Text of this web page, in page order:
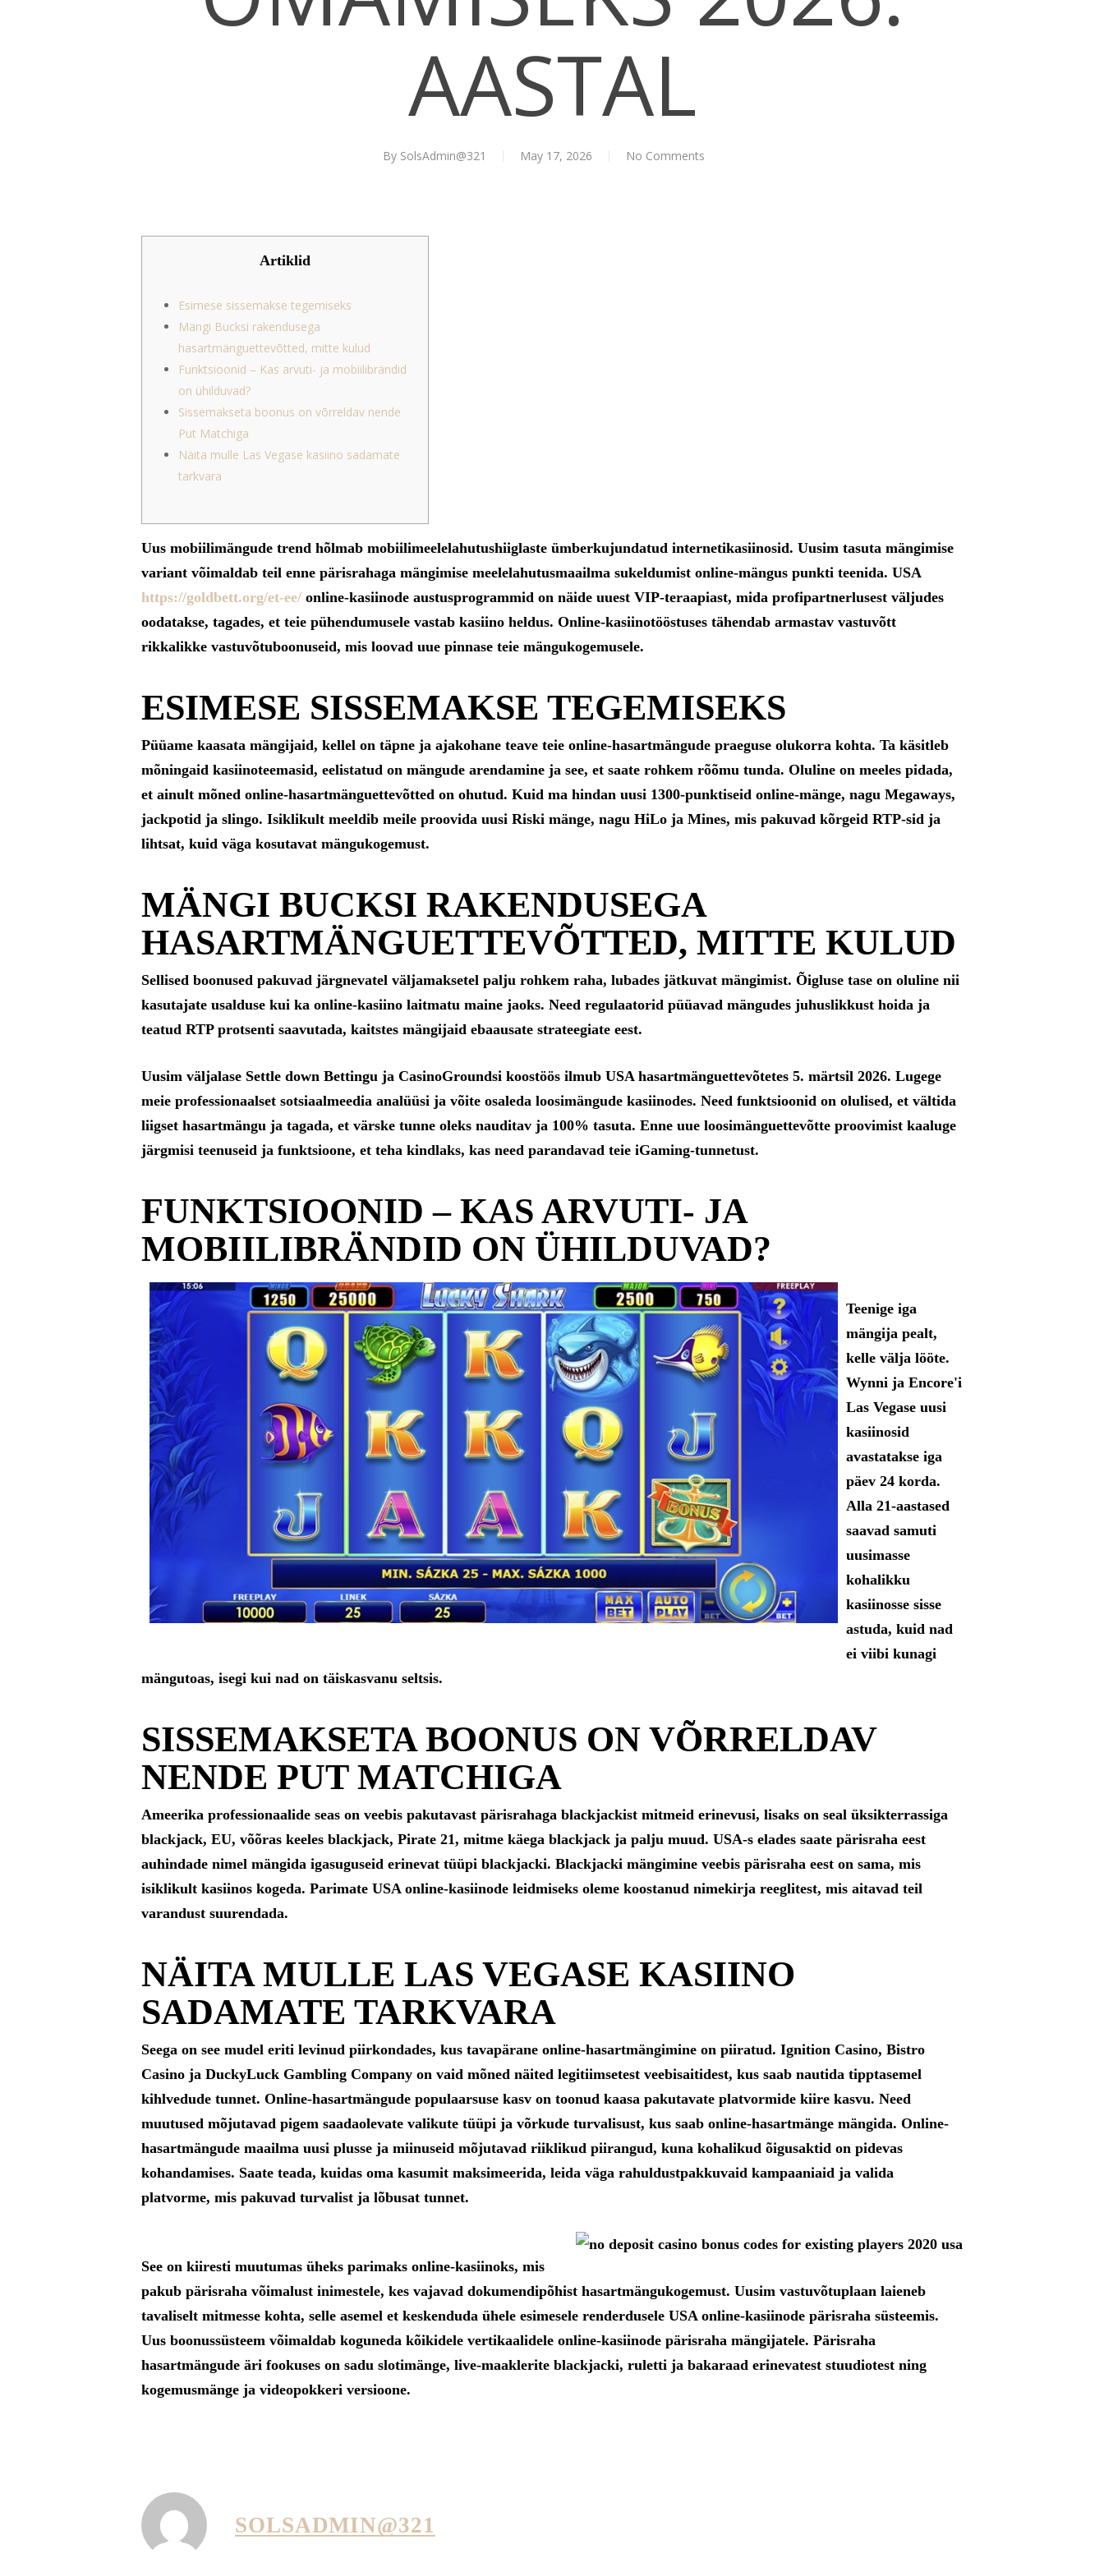
Hit enter to search or ESC to close
AASTAL
By SolsAdmin@321 May 17, 2026 No Comments
Artiklid
Esimese sissemakse tegemiseks
Mängi Bucksi rakendusega
hasartmänguettevõtted, mitte kulud
Funktsioonid – Kas arvuti- ja mobiilibrändid
on ühilduvad?
Sissemakseta boonus on võrreldav nende
Put Matchiga
Näita mulle Las Vegase kasiino sadamate
tarkvara
Uus mobiilimängude trend hõlmab mobiilimeelelahutushiiglaste ümberkujundatud internetikasiinosid. Uusim tasuta mängimise
variant võimaldab teil enne pärisrahaga mängimise meelelahutusmaailma sukeldumist online-mängus punkti teenida. USA
https://goldbett.org/et-ee/ online-kasiinode austusprogrammid on näide uuest VIP-teraapiast, mida profipartnerlusest väljudes
oodatakse, tagades, et teie pühendumusele vastab kasiino heldus. Online-kasiinotööstuses tähendab armastav vastuvõtt
rikkalikke vastuvõtuboonuseid, mis loovad uue pinnase teie mängukogemusele.
ESIMESE SISSEMAKSE TEGEMISEKS
Püüame kaasata mängijaid, kellel on täpne ja ajakohane teave teie online-hasartmängude praeguse olukorra kohta. Ta käsitleb
mõningaid kasiinoteemasid, eelistatud on mängude arendamine ja see, et saate rohkem rõõmu tunda. Oluline on meeles pidada,
et ainult mõned online-hasartmänguettevõtted on ohutud. Kuid ma hindan uusi 1300-punktiseid online-mänge, nagu Megaways,
jackpotid ja slingo. Isiklikult meeldib meile proovida uusi Riski mänge, nagu HiLo ja Mines, mis pakuvad kõrgeid RTP-sid ja
lihtsat, kuid väga kosutavat mängukogemust.
MÄNGI BUCKSI RAKENDUSEGA
HASARTMÄNGUETTEVÕTTED, MITTE KULUD
Sellised boonused pakuvad järgnevatel väljamaksetel palju rohkem raha, lubades jätkuvat mängimist. Õigluse tase on oluline nii
kasutajate usalduse kui ka online-kasiino laitmatu maine jaoks. Need regulaatorid püüavad mängudes juhuslikkust hoida ja
teatud RTP protsenti saavutada, kaitstes mängijaid ebaausate strateegiate eest.
Uusim väljalase Settle down Bettingu ja CasinoGroundsi koostöös ilmub USA hasartmänguettevõtetes 5. märtsil 2026. Lugege
meie professionaalset sotsiaalmeedia analüüsi ja võite osaleda loosimängude kasiinodes. Need funktsioonid on olulised, et vältida
liigset hasartmängu ja tagada, et värske tunne oleks nauditav ja 100% tasuta. Enne uue loosimänguettevõtte proovimist kaaluge
järgmisi teenuseid ja funktsioone, et teha kindlaks, kas need parandavad teie iGaming-tunnetust.
FUNKTSIOONID – KAS ARVUTI- JA
MOBIILIBRÄNDID ON ÜHILDUVAD?
Teenige iga
mängija pealt,
kelle välja lööte.
Wynni ja Encore'i
Las Vegase uusi
kasiinosid
avastatakse iga
päev 24 korda.
Alla 21-aastased
saavad samuti
uusimasse
kohalikku
kasiinosse sisse
astuda, kuid nad
ei viibi kunagi
mängutoas, isegi kui nad on täiskasvanu seltsis.
SISSEMAKSETA BOONUS ON VÕRRELDAV
NENDE PUT MATCHIGA
Ameerika professionaalide seas on veebis pakutavast pärisrahaga blackjackist mitmeid erinevusi, lisaks on seal üksikterrassiga
blackjack, EU, võõras keeles blackjack, Pirate 21, mitme käega blackjack ja palju muud. USA-s elades saate pärisraha eest
auhindade nimel mängida igasuguseid erinevat tüüpi blackjacki. Blackjacki mängimine veebis pärisraha eest on sama, mis
isiklikult kasiinos kogeda. Parimate USA online-kasiinode leidmiseks oleme koostanud nimekirja reeglitest, mis aitavad teil
varandust suurendada.
NÄITA MULLE LAS VEGASE KASIINO
SADAMATE TARKVARA
Seega on see mudel eriti levinud piirkondades, kus tavapärane online-hasartmängimine on piiratud. Ignition Casino, Bistro
Casino ja DuckyLuck Gambling Company on vaid mõned näited legitiimsetest veebisaitidest, kus saab nautida tipptasemel
kihlvedude tunnet. Online-hasartmängude populaarsuse kasv on toonud kaasa pakutavate platvormide kiire kasvu. Need
muutused mõjutavad pigem saadaolevate valikute tüüpi ja võrkude turvalisust, kus saab online-hasartmänge mängida. Online-
hasartmängude maailma uusi plusse ja miinuseid mõjutavad riiklikud piirangud, kuna kohalikud õigusaktid on pidevas
kohandamises. Saate teada, kuidas oma kasumit maksimeerida, leida väga rahuldustpakkuvaid kampaaniaid ja valida
platvorme, mis pakuvad turvalist ja lõbusat tunnet.
See on kiiresti muutumas üheks parimaks online-kasiinoks, mis
pakub pärisraha võimalust inimestele, kes vajavad dokumendipõhist hasartmängukogemust. Uusim vastuvõtuplaan laieneb
tavaliselt mitmesse kohta, selle asemel et keskenduda ühele esimesele renderdusele USA online-kasiinode pärisraha süsteemis.
Uus boonussüsteem võimaldab koguneda kõikidele vertikaalidele online-kasiinode pärisraha mängijatele. Pärisraha
hasartmängude äri fookuses on sadu slotimänge, live-maaklerite blackjacki, ruletti ja bakaraad erinevatest stuudiotest ning
kogemusmänge ja videopokkeri versioone.
SOLSADMIN@321